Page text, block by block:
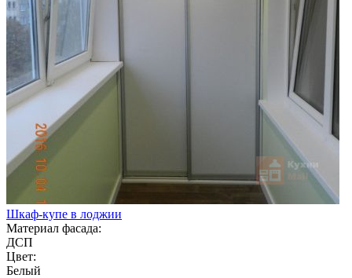
Шкаф-купе в лоджии
Материал фасада:
ДСП
Цвет:
Белый